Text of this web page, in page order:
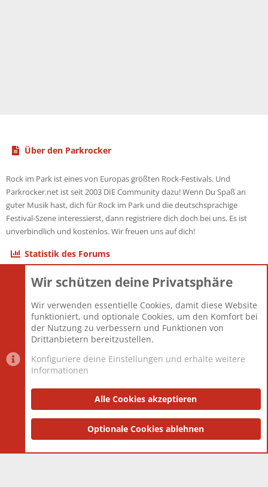
Über den Parkrocker
Rock im Park ist eines von Europas größten Rock-Festivals. Und
Parkrocker.net ist seit 2003 DIE Community dazu! Wenn Du Spaß an
guter Musik hast, dich für Rock im Park und die deutschsprachige
Festival-Szene interessierst, dann registriere dich doch bei uns. Es ist
unverbindlich und kostenlos. Wir freuen uns auf dich!
Statistik des Forums
Themen
Mitglieder
12.425
Neuestes Mitglied
Toddster85
Datenschutzerklärung Impressum
Community platform by XenForo® © 2010-2025 XenForo Ltd.
and add-ons by ThemeHouse
Wir schützen deine Privatsphäre
Wir verwenden essentielle Cookies, damit diese Website
funktioniert, und optionale Cookies, um den Komfort bei
der Nutzung zu verbessern und Funktionen von
Drittanbietern bereitzustellen.
Konfiguriere deine Einstellungen und erhalte weitere
Informationen
Alle Cookies akzeptieren
Optionale Cookies ablehnen